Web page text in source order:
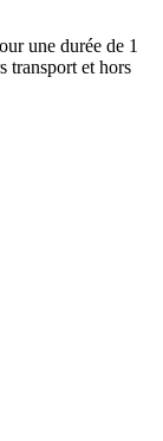
une durée de 1
transport et hors